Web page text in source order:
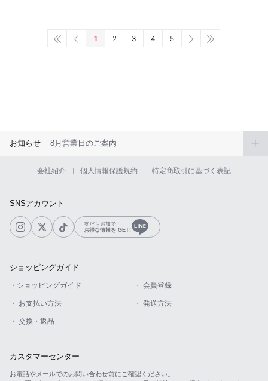
1 2 3 4 5
お知らせ 8月営業日のご案内
会社紹介 個人情報保護規約 特定商取引に基づく表記
SNSアカウント
友だち追加で
お得な情報を GET!
ショッピングガイド
・ショッピングガイド ・ 会員登録
・ お支払い方法 ・ 発送方法
・ 交換・返品
カスタマーセンター
お電話やメールでのお問い合わせ前にご確認ください。